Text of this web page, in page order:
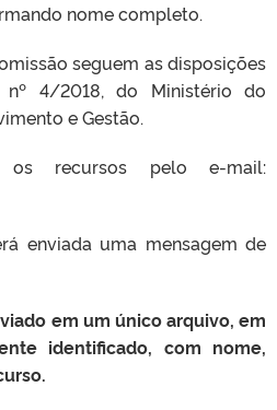
nome completo.
seguem as disposições
nº 4/2018, do Ministério do
e Gestão.
os recursos pelo e-mail:
enviada uma mensagem de
em um único arquivo, em
identificado, com nome,